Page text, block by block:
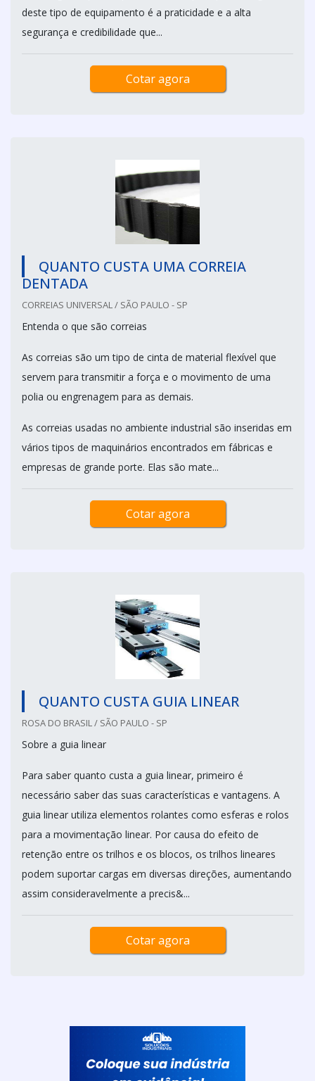
deste tipo de equipamento é a praticidade e a alta
segurança e credibilidade que...
Cotar agora
QUANTO CUSTA UMA CORREIA
DENTADA
CORREIAS UNIVERSAL / SÃO PAULO - SP
Entenda o que são correias
As correias são um tipo de cinta de material flexível que
servem para transmitir a força e o movimento de uma
polia ou engrenagem para as demais.
As correias usadas no ambiente industrial são inseridas em
vários tipos de maquinários encontrados em fábricas e
empresas de grande porte. Elas são mate...
Cotar agora
QUANTO CUSTA GUIA LINEAR
ROSA DO BRASIL / SÃO PAULO - SP
Sobre a guia linear
Para saber quanto custa a guia linear, primeiro é
necessário saber das suas características e vantagens. A
guia linear utiliza elementos rolantes como esferas e rolos
para a movimentação linear. Por causa do efeito de
retenção entre os trilhos e os blocos, os trilhos lineares
podem suportar cargas em diversas direções, aumentando
assim consideravelmente a precis&...
Cotar agora